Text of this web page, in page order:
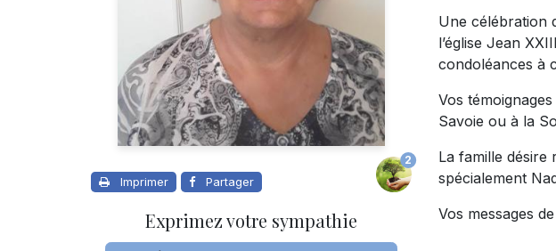
Imprimer Partager
2
Exprimez votre sympathie
Une célébration
l’église Jean
condoléances à
Vos
Savoie ou à la
La famille désire
spécialement
Vos messages